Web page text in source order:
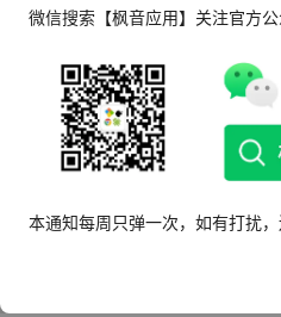
365官版
2022年7月5日
工具 高
微信搜索【枫音应用】关注官方
本通知每周只弹一次，如有打扰